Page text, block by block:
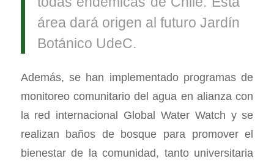
área dará origen al futuro Jardín
Botánico UdeC.
Además, se han implementado programas de
monitoreo comunitario del agua en alianza con
la red internacional Global Water Watch y se
realizan baños de bosque para promover el
bienestar de la comunidad, tanto universitaria